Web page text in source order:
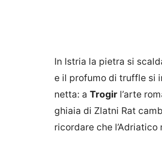
In Istria la pietra si
e il profumo di truffle si
netta: a Trogir l’arte
ghiaia di Zlatni Rat
ricordare che